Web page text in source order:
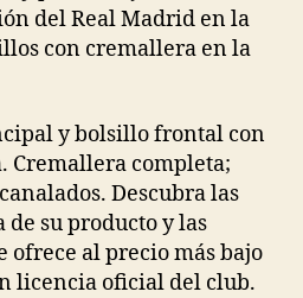
del Real Madrid en la
con cremallera en la
y bolsillo frontal con
Cremallera completa;
Descubra las
su producto y las
ofrece al precio más bajo
licencia oficial del club.